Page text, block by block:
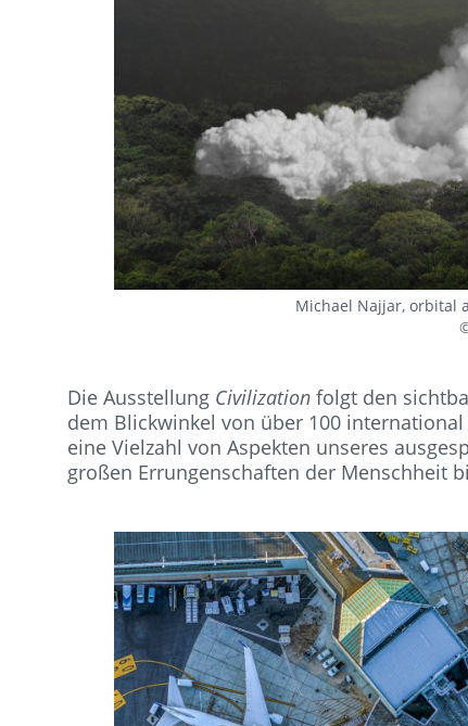
Michael Najjar, orbital
Die Ausstellung Civilization folgt den
dem Blickwinkel von über 100
eine Vielzahl von Aspekten unseres
großen Errungenschaften der Menschheit